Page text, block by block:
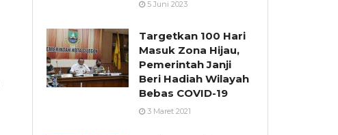
5 Juni 2023
Targetkan 100 Hari
Masuk Zona Hijau,
Pemerintah Janji
Beri Hadiah Wilayah
Bebas COVID-19
3 Maret 2021